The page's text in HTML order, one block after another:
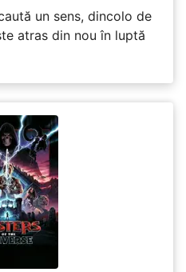
un sens, dincolo de
atras din nou în luptă